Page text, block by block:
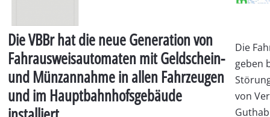
Die VBBr hat die neue Generation von
Fahrausweisautomaten mit Geldschein-
und Münzannahme in allen Fahrzeugen
und im Hauptbahnhofsgebäude
Die
geben
von